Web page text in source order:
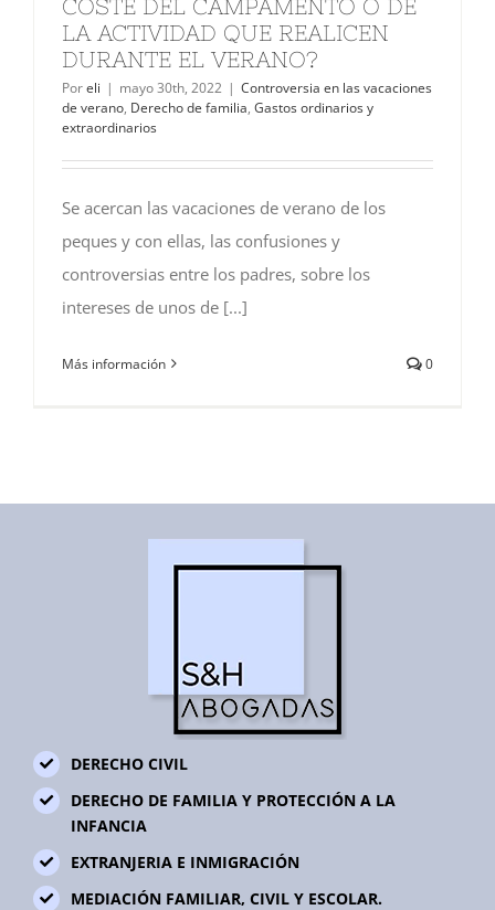
COSTE DEL CAMPAMENTO O DE
LA ACTIVIDAD QUE REALICEN
DURANTE EL VERANO?
Poreli | mayo 30th, 2022 | Controversia en las vacaciones
de verano, Derecho de familia, Gastos ordinarios y
extraordinarios
Se acercan las vacaciones de verano de los
peques y con ellas, las confusiones y
controversias entre los padres, sobre los
intereses de unos de [...]
Más información 0
DERECHO CIVIL
DERECHO DE FAMILIA Y PROTECCIÓN A LA
INFANCIA
EXTRANJERIA E INMIGRACIÓN
MEDIACIÓN FAMILIAR, CIVIL Y ESCOLAR.